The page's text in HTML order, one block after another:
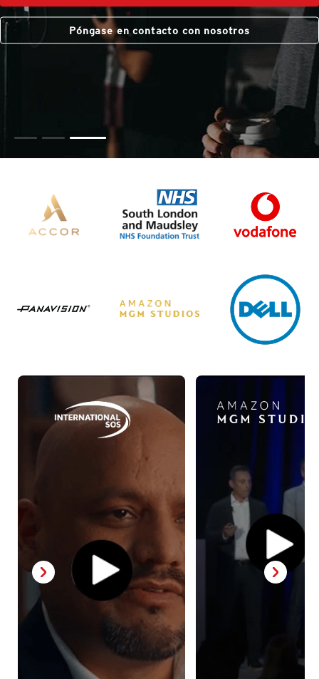
Póngase en contacto con nosotros